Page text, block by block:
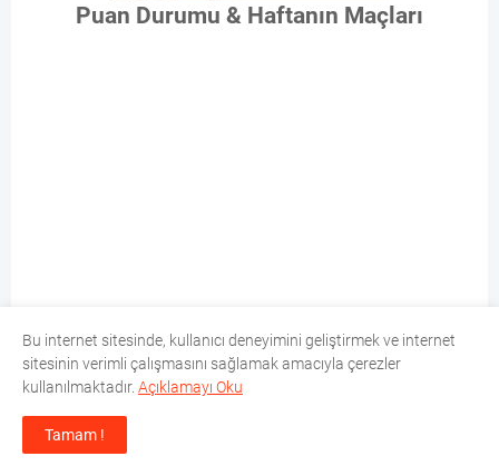
Puan Durumu & Haftanın Maçları
Bu internet sitesinde, kullanıcı deneyimini geliştirmek ve internet
sitesinin verimli çalışmasını sağlamak amacıyla çerezler
kullanılmaktadır. Açıklamayı Oku
Tamam !